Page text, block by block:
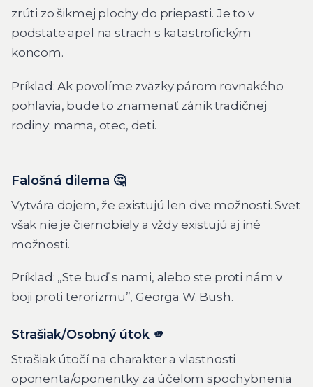
zrúti zo šikmej plochy do priepasti. Je to v
podstate apel na strach s katastrofickým
koncom.
Príklad: Ak povolíme zväzky párom rovnakého
pohlavia, bude to znamenať zánik tradičnej
rodiny: mama, otec, deti.
Falošná dilema 🤔
Vytvára dojem, že existujú len dve možnosti. Svet
však nie je čiernobiely a vždy existujú aj iné
možnosti.
Príklad: „Ste buď s nami, alebo ste proti nám v
boji proti terorizmu”, Georga W. Bush.
Strašiak/Osobný útok 🫵
Strašiak útočí na charakter a vlastnosti
oponenta/oponentky za účelom spochybnenia